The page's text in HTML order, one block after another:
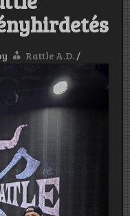
Rattle A.D./